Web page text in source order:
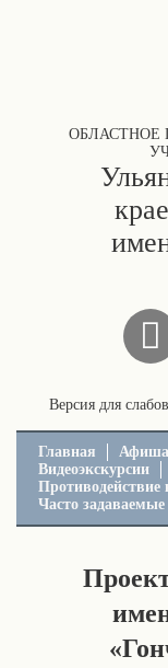
ОБЛАСТНОЕ
Версия для
Главная Афиша
Видеоэкскурсии
Противодействие
Часто